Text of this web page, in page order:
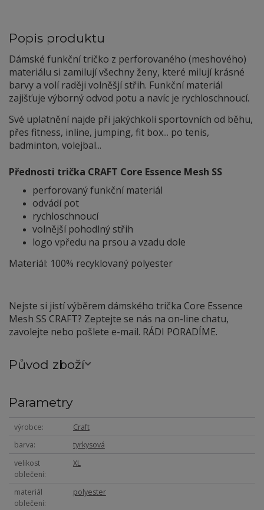
Popis produktu
Dámské funkční tričko z perforovaného (meshového)
materiálu si zamilují všechny ženy, které milují krásné
barvy a volí raději volněšjí střih. Funkční materiál
zajišťuje výborný odvod potu a navíc je rychloschnoucí.
Své uplatnění najde při jakýchkoli sportovních od běhu,
přes fitness, inline, jumping, fit box... po tenis,
badminton, volejbal...
Přednosti trička CRAFT Core Essence Mesh SS
perforovaný funkční materiál
odvádí pot
rychloschnoucí
volnější pohodlný střih
logo vpředu na prsou a vzadu dole
Materiál: 100% recyklovaný polyester
Nejste si jistí výběrem dámského trička Core Essence
Mesh SS CRAFT? Zeptejte se nás na on-line chatu,
zavolejte nebo pošlete e-mail. RÁDI PORADÍME.
Původ zboží
Parametry
výrobce
Craft
barva
tyrkysová
velikost
oblečení
XL
materiál
oblečení
polyester